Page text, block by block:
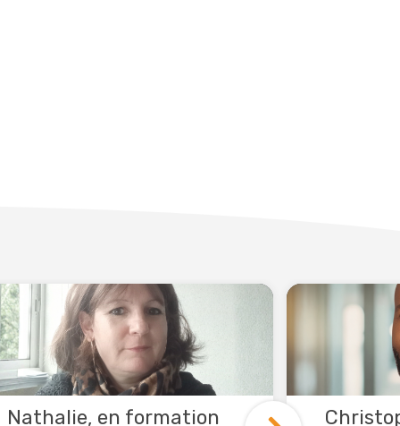
Nathalie, en formation